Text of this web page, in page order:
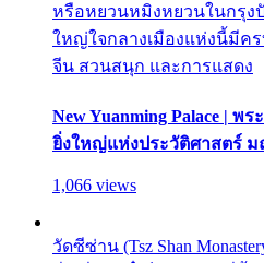
หรือหยวนหมิงหยวนในกรุ
ใหญ่ใจกลางเมืองแห่งนี้มีค
จีน สวนสนุก และการแสดง
New Yuanming Palace |
ยิ่งใหญ่แห่งประวัติศาสตร์
1,066 views
วัดซีซ่าน (Tsz Shan